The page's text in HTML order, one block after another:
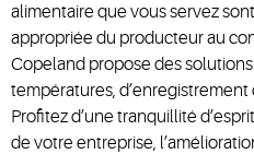
alimentaire que vous servez
appropriée du producteur au
Copeland propose des
températures,
Profitez d’une tranquillité
de votre entreprise,